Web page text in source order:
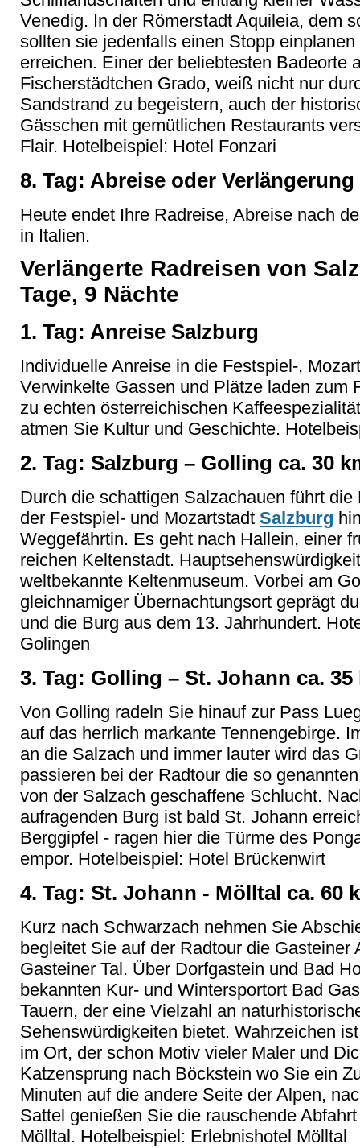
Venedig. In der Römerstadt Aquileia, dem
sollten sie jedenfalls einen Stopp
erreichen. Einer der beliebtesten Badeorte
Fischerstädtchen Grado, weiß nicht nur
Sandstrand zu begeistern, auch der
Gässchen mit gemütlichen Restaurants
Flair. Hotelbeispiel: Hotel Fonzari
8. Tag: Abreise oder Verlängerung
Heute endet Ihre Radreise, Abreise nach
in Italien.
Verlängerte Radreisen von
Tage, 9 Nächte
1. Tag: Anreise Salzburg
Individuelle Anreise in die Festspiel-,
Verwinkelte Gassen und Plätze laden zum
zu echten österreichischen
atmen Sie Kultur und Geschichte.
2. Tag: Salzburg – Golling ca. 30
Durch die schattigen Salzachauen führt
der Festspiel- und Mozartstadt Salzburg
Weggefährtin. Es geht nach Hallein, einer
reichen Keltenstadt.
weltbekannte Keltenmuseum. Vorbei am
gleichnamiger Übernachtungsort geprägt
und die Burg aus dem 13. Jahrhundert.
Golingen
3. Tag: Golling – St. Johann ca. 35
Von Golling radeln Sie hinauf zur Pass
auf das herrlich markante Tennengebirge.
an die Salzach und immer lauter wird das
passieren bei der Radtour die so
von der Salzach geschaffene Schlucht.
aufragenden Burg ist bald St. Johann
Berggipfel - ragen hier die Türme des
empor. Hotelbeispiel: Hotel Brückenwirt
4. Tag: St. Johann - Mölltal ca. 60
Kurz nach Schwarzach nehmen Sie
begleitet Sie auf der Radtour die
Gasteiner Tal. Über Dorfgastein und Bad
bekannten Kur- und Wintersportort Bad
Tauern, der eine Vielzahl an
Sehenswürdigkeiten bietet. Wahrzeichen
im Ort, der schon Motiv vieler Maler und
Katzensprung nach Böckstein wo Sie ein
Minuten auf die andere Seite der Alpen,
Sattel genießen Sie die rauschende
Mölltal. Hotelbeispiel: Erlebnishotel Mölltal